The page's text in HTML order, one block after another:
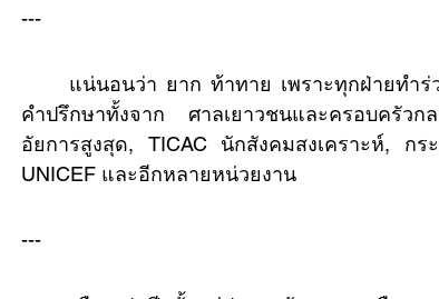
---
คำปรึกษาทั้งจาก ศาลเยาวชนและครอบครัว
อัยการสูงสุด, TICAC นักสังคมสงเคราะห์, ก
UNICEF และอีกหลายหน่วยงาน
---